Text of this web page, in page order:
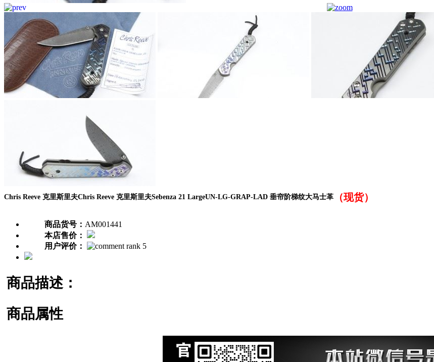
Chris Reeve 克里斯里夫Chris Reeve 克里斯里夫Sebenza 21 LargeUN-LG-GRAP-LAD 垂帘阶梯纹大马士革 （现货）
商品货号： AM001441
本店售价：
用户评价：
商品描述：
商品属性